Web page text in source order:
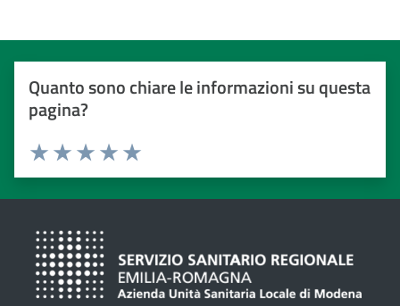
Quanto sono chiare le informazioni su questa
pagina?
Valuta da 1 a 5 stelle
Valuta 5 stelle su 5
Valuta 4 stelle su 5
Valuta 3 stelle su 5
Valuta 2 stelle su 5
Valuta 1 stelle su 5